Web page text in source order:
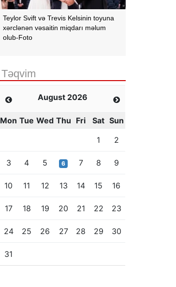
Teylor Svift və Trevis Kelsinin toyuna
xərclənən vəsaitin miqdarı məlum
olub-Foto
Təqvim
August 2026
Mon Tue Wed Thu Fri Sat Sun
1
2
3 4 5 6 7 8 9
10 11 12 13 14 15 16
17 18 19 20 21 22 23
24 25 26 27 28 29 30
31